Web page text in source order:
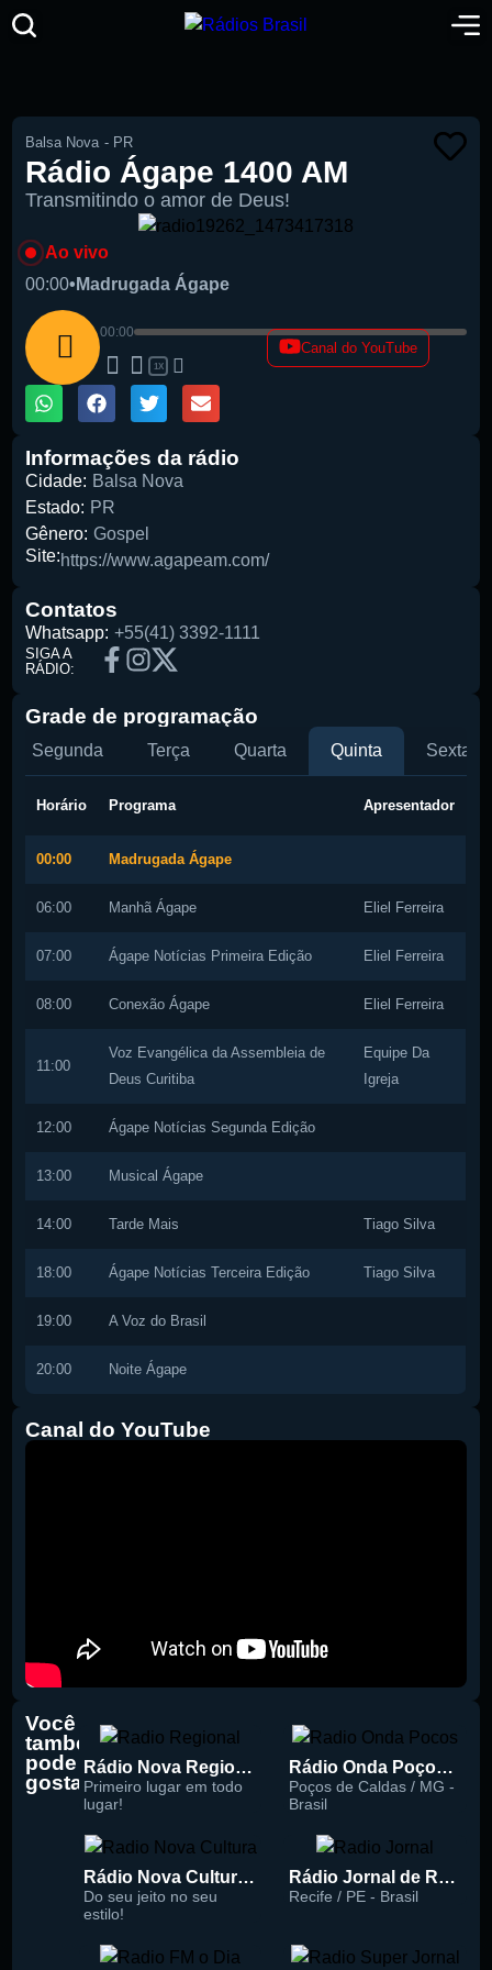
Pesquise aqui a sua rádio favorita:
Balsa Nova - PR
Rádio Ágape 1400 AM
Transmitindo o amor de Deus!
Ao vivo
00:00• Madrugada Ágape
00:00
1X
Canal do YouTube
Informações da rádio
Cidade: Balsa Nova
Estado: PR
Gênero: Gospel
Site:https://www.agapeam.com/
Contatos
Whatsapp: +55(41) 3392-1111
SIGA A
RÁDIO:
Grade de programação
Segunda Terça Quarta Quinta Sexta
Horário Programa Apresentador
00:00 Madrugada Ágape
06:00 Manhã Ágape Eliel Ferreira
07:00 Ágape Notícias Primeira Edição Eliel Ferreira
08:00 Conexão Ágape Eliel Ferreira
11:00
Voz Evangélica da Assembleia de
Deus Curitiba
Equipe Da
Igreja
12:00 Ágape Notícias Segunda Edição
13:00 Musical Ágape
14:00 Tarde Mais Tiago Silva
18:00 Ágape Notícias Terceira Edição Tiago Silva
19:00 A Voz do Brasil
20:00 Noite Ágape
Canal do YouTube
Você
também
pode
gostar
Rádio Nova Regional 91.5 FM
Primeiro lugar em todo
lugar!
Rádio Onda Poços 96.7 FM
Poços de Caldas / MG -
Brasil
Rádio Nova Cultura 93.1 FM
Do seu jeito no seu
estilo!
Rádio Jornal de Recife 90.3 FM
Recife / PE - Brasil